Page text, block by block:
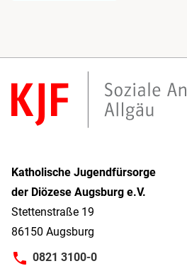
Katholische Jugendfürsorge
der Diözese Augsburg e.V.
Stettenstraße 19
86150 Augsburg
0821 3100-0